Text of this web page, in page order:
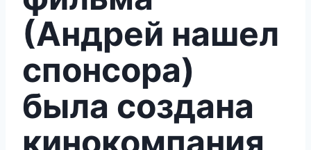
(Андрей нашел
спонсора)
была создана